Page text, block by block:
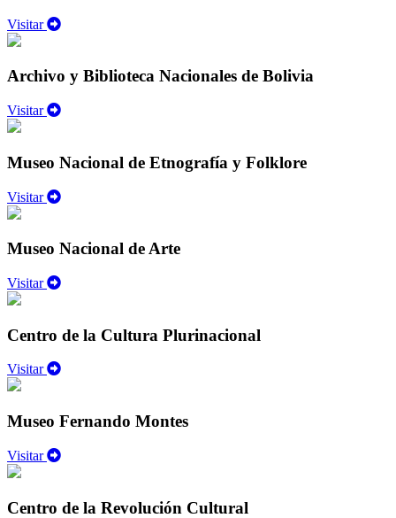
Visitar
Archivo y Biblioteca Nacionales de Bolivia
Visitar
Museo Nacional de Etnografía y Folklore
Visitar
Museo Nacional de Arte
Visitar
Centro de la Cultura Plurinacional
Visitar
Museo Fernando Montes
Visitar
Centro de la Revolución Cultural